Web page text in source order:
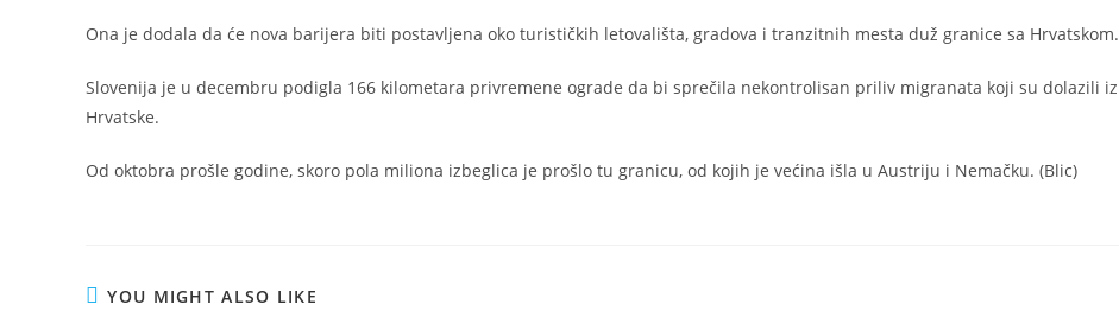
Ona je dodala da će nova barijera biti postavljena oko turističkih letovališta, gradova i tranzitnih mesta duž granice sa Hrvatskom.
Slovenija je u decembru podigla 166 kilometara privremene ograde da bi sprečila nekontrolisan priliv migranata koji su dolazili iz
Hrvatske.
Od oktobra prošle godine, skoro pola miliona izbeglica je prošlo tu granicu, od kojih je većina išla u Austriju i Nemačku. (Blic)
YOU MIGHT ALSO LIKE